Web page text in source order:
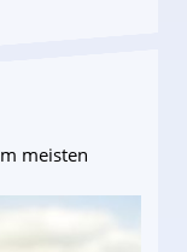
meisten